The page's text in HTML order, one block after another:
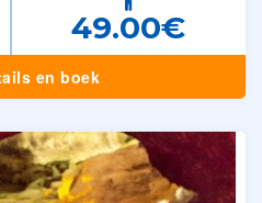
49.00€
en boek